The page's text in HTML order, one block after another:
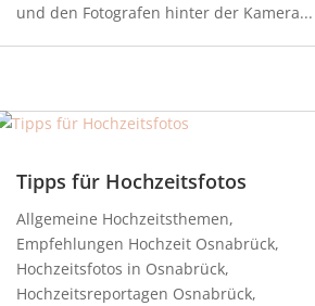
und den Fotografen hinter der Kamera...
Tipps für Hochzeitsfotos
Allgemeine Hochzeitsthemen,
Empfehlungen Hochzeit Osnabrück,
Hochzeitsfotos in Osnabrück,
Hochzeitsreportagen Osnabrück,